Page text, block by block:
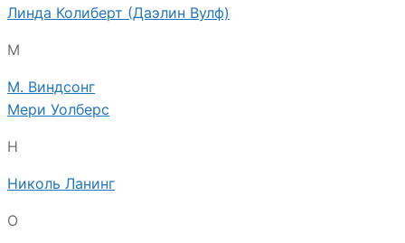
Линда Колиберт (Даэлин Вулф)
М
М. Виндсонг
Мери Уолберс
Н
Николь Ланинг
О